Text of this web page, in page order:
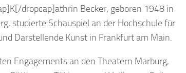
dropcap]athrin Becker, geboren 1948 in
studierte Schauspiel an der Hochschule für
Darstellende Kunst in Frankfurt am Main.
Engagements an den Theatern Marburg,